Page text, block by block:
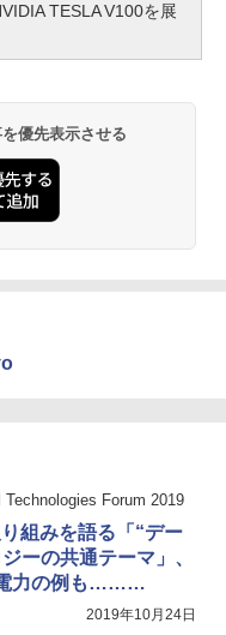
TESLA V100を展
優先表示させる
Technologies Forum 2019
組みを語る「“デー
ーの共通テーマ」、
力の例も………
2019年10月24日